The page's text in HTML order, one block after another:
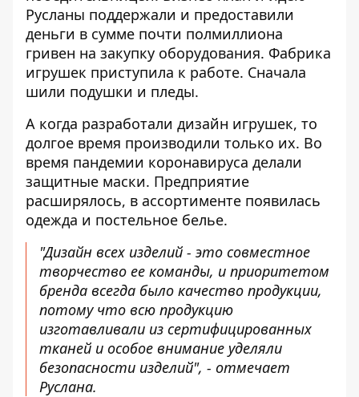
Русланы поддержали и предоставили
деньги в сумме почти полмиллиона
гривен на закупку оборудования. Фабрика
игрушек приступила к работе. Сначала
шили подушки и пледы.
А когда разработали дизайн игрушек, то
долгое время производили только их. Во
время пандемии коронавируса делали
защитные маски. Предприятие
расширялось, в ассортименте появилась
одежда и постельное белье.
"Дизайн всех изделий - это совместное
творчество ее команды, и приоритетом
бренда всегда было качество продукции,
потому что всю продукцию
изготавливали из сертифицированных
тканей и особое внимание уделяли
безопасности изделий", - отмечает
Руслана.